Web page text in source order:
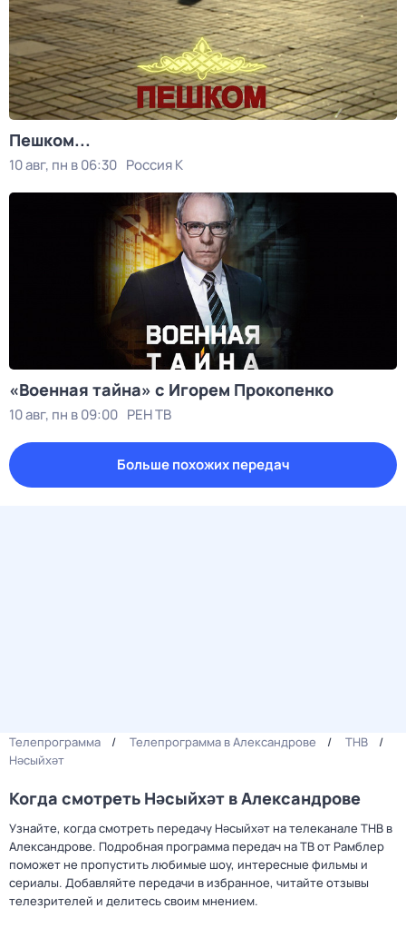
Пешком...
10 авг, пн в 06:30 Россия К
«Военная тайна» с Игорем Прокопенко
10 авг, пн в 09:00 РЕН ТВ
Больше похожих передач
Телепрограмма Телепрограмма в Александрове
ТНВ
Нәсыйхәт
Когда смотреть Нәсыйхәт в Александрове
Узнайте, когда смотреть передачу Нәсыйхәт на телеканале ТНВ в
Александрове. Подробная программа передач на ТВ от Рамблер
поможет не пропустить любимые шоу, интересные фильмы и
сериалы. Добавляйте передачи в избранное, читайте отзывы
телезрителей и делитесь своим мнением.